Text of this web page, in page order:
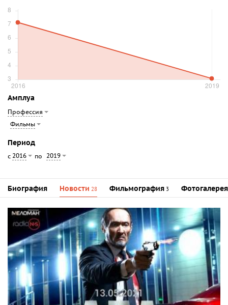
Амплуа
Профессия
Фильмы
Период
с 2016 по 2019
Биография Новости 28 Фильмография 3 Фотогалерея